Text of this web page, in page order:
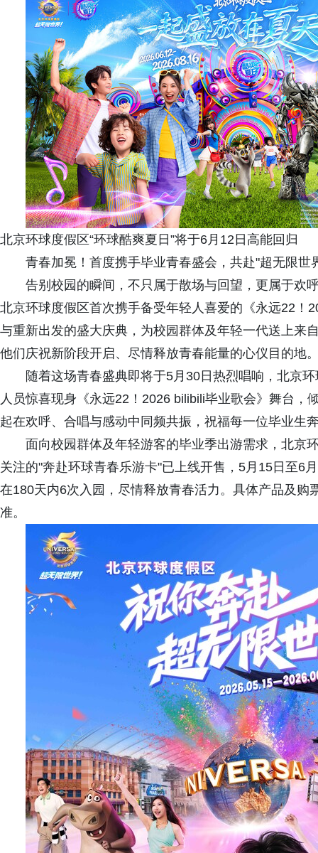
北京环球度假区“环球酷爽夏日”将于6月12日高能回归
青春加冕！首度携手毕业青春盛会，共赴"超无限世
告别校园的瞬间，不只属于散场与回望，更属于欢
北京环球度假区首次携手备受年轻人喜爱的《永远22！
与重新出发的盛大庆典，为校园群体及年轻一代送上来
他们庆祝新阶段开启、尽情释放青春能量的心仪目的地
随着这场青春盛典即将于5月30日热烈唱响，北京
人员惊喜现身《永远22！2026 bilibili毕业歌会》舞台，
起在欢呼、合唱与感动中同频共振，祝福每一位毕业生
面向校园群体及年轻游客的毕业季出游需求，北京
关注的"奔赴环球青春乐游卡"已上线开售，5月15日至6
在180天内6次入园，尽情释放青春活力。具体产品及
准。